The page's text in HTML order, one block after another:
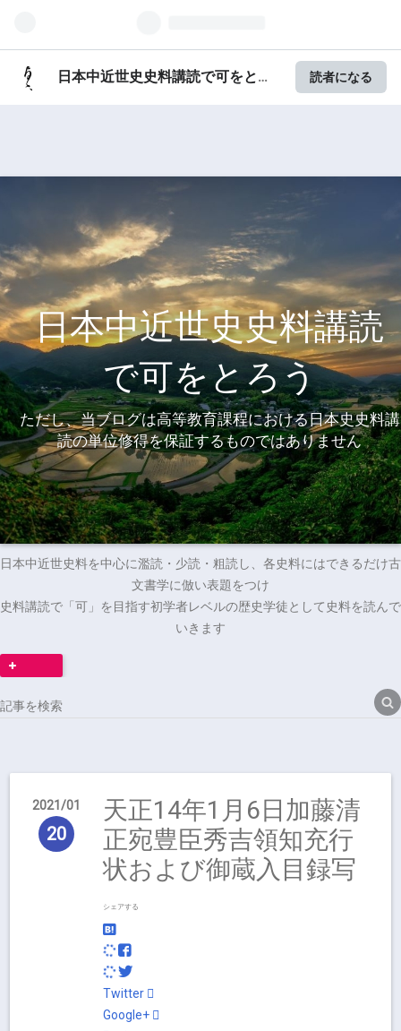
日本中近世史史料講読で可をとろ
読者になる
日本中近世史史料講読
で可をとろう
ただし、当ブログは高等教育課程における日本史史料講
読の単位修得を保証するものではありません
日本中近世史料を中心に濫読・少読・粗読し、各史料にはできるだけ古
文書学に倣い表題をつけ
史料講読で「可」を目指す初学者レベルの歴史学徒として史料を読んで
いきます
2021 01
20
天正14年1月6日加藤清
正宛豊臣秀吉領知充行
状および御蔵入目録写
シェアする
Twitter
Google+